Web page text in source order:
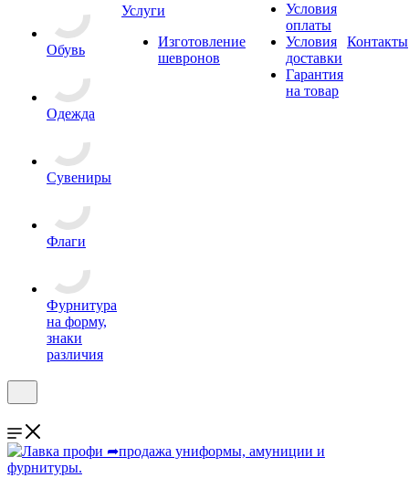
Обувь
Одежда
Сувениры
Флаги
Фурнитура
на форму,
знаки
различия
Услуги
Изготовление
шевронов
Условия
оплаты
Условия
доставки
Гарантия
на товар
Контакты